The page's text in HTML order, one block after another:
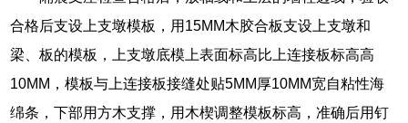
合格后支设上支墩模板，用15MM木胶合板支设上支墩和
梁、板的模板，上支墩底模上表面标高比上连接板标高高
10MM，模板与上连接板接缝处贴5MM厚10MM宽自粘性海
绵条，下部用方木支撑，用木楔调整模板标高，准确后用钉